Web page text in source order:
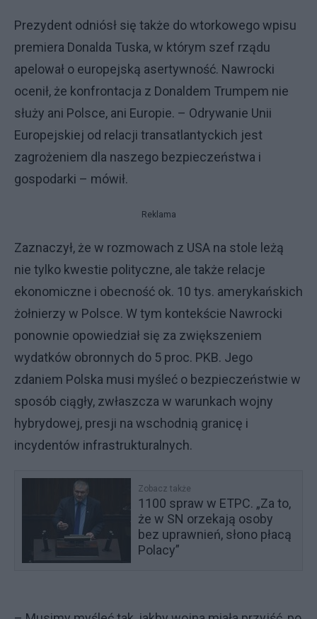
Prezydent odniósł się także do wtorkowego wpisu
premiera Donalda Tuska, w którym szef rządu
apelował o europejską asertywność. Nawrocki
ocenił, że konfrontacja z Donaldem Trumpem nie
służy ani Polsce, ani Europie. – Odrywanie Unii
Europejskiej od relacji transatlantyckich jest
zagrożeniem dla naszego bezpieczeństwa i
gospodarki – mówił.
Reklama
Zaznaczył, że w rozmowach z USA na stole leżą
nie tylko kwestie polityczne, ale także relacje
ekonomiczne i obecność ok. 10 tys. amerykańskich
żołnierzy w Polsce. W tym kontekście Nawrocki
ponownie opowiedział się za zwiększeniem
wydatków obronnych do 5 proc. PKB. Jego
zdaniem Polska musi myśleć o bezpieczeństwie w
sposób ciągły, zwłaszcza w warunkach wojny
hybrydowej, presji na wschodnią granicę i
incydentów infrastrukturalnych.
Zobacz także
1100 spraw w ETPC. „Za to,
że w SN orzekają osoby
bez uprawnień, słono płacą
Polacy”